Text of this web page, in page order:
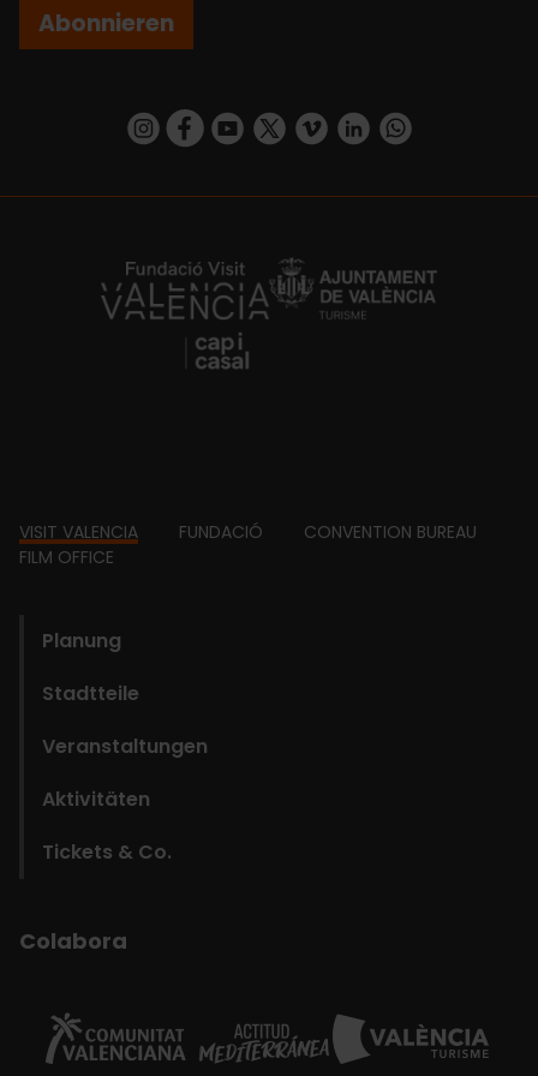
Abonnieren
https://www.instagram.com/visit_valencia/
https://www.facebook.com/
https://www.youtube.com/user/
https://twitter.com/_VivaValencia
https://vimeo.com/
https://www.linkedin.com/company/turismo-valencia/https://api.whatsapp.com/send/
https://fundacion.visitvalencia.com/
Footer
VISIT VALENCIA FUNDACIÓ
CONVENTION BUREAU
FILM OFFICE
Planung
Stadtteile
Veranstaltungen
Aktivitäten
Tickets & Co.
Colabora